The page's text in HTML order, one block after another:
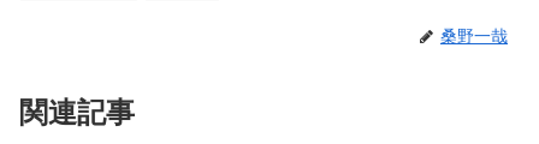
桑野一哉
関連記事